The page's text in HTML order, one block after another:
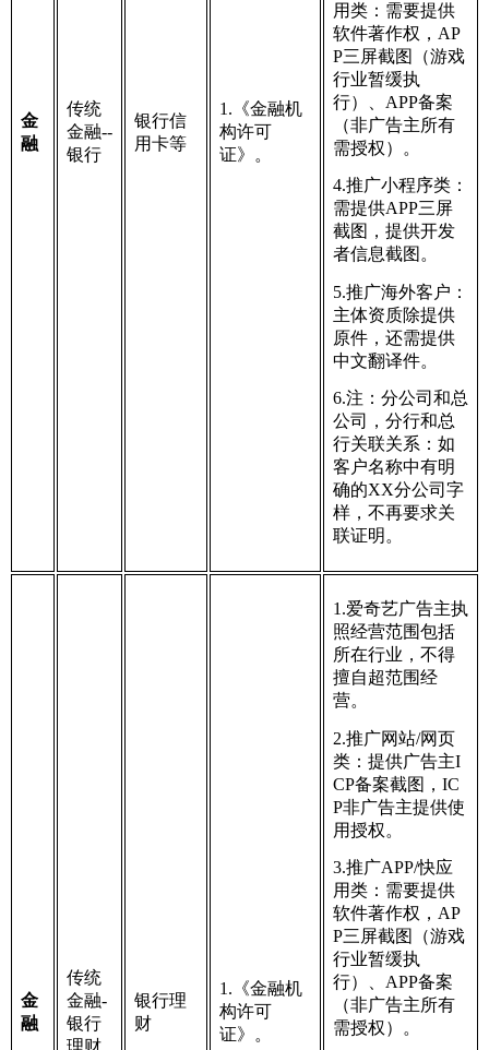
金
融
传统
金融--
银行
银行信
用卡等
1.《金融机
构许可
证》。
用类：需要提供
软件著作权，AP
P三屏截图（游戏
行业暂缓执
行）、APP备案
（非广告主所有
需授权）。
4.推广小程序类：
需提供APP三屏
截图，提供开发
者信息截图。
5.推广海外客户：
主体资质除提供
原件，还需提供
中文翻译件。
6.注：分公司和总
公司，分行和总
行关联关系：如
客户名称中有明
确的XX分公司字
样，不再要求关
联证明。
金
融
传统
金融-
银行
银行理
财
1.《金融机
构许可
证》。
1.爱奇艺广告主执
照经营范围包括
所在行业，不得
擅自超范围经
营。
2.推广网站/网页
类：提供广告主I
CP备案截图，IC
P非广告主提供使
用授权。
3.推广APP/快应
用类：需要提供
软件著作权，AP
P三屏截图（游戏
行业暂缓执
行）、APP备案
（非广告主所有
需授权）。